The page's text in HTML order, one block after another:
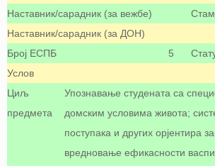
Наставник/сарадник (за вежбе)
Наставник/сарадник (за ДОН)
Број ЕСПБ
5
Услов
Циљ
предмета
Упознавање студената са
домским условима живота;
поступака и других
вредновање ефикасности